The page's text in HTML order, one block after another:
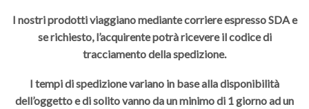
I nostri prodotti viaggiano mediante corriere espresso SDA e
se richiesto, l’acquirente potrà ricevere il codice di
tracciamento della spedizione.
I tempi di spedizione variano in base alla disponibilità
dell’oggetto e di solito vanno da un minimo di 1 giorno ad un